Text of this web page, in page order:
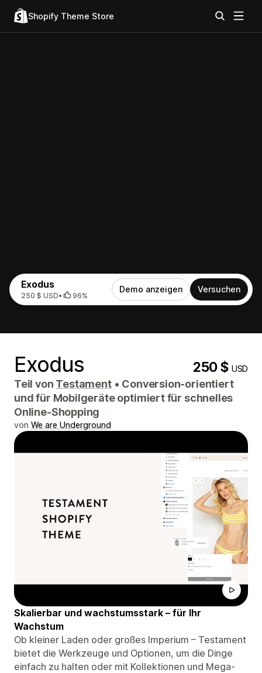
Shopify Theme Store
Exodus
250 $ USD• 96%
Demo anzeigen Versuchen
Exodus 250 $USD
Teil von Testament • Conversion-orientiert
und für Mobilgeräte optimiert für schnelles
Online-Shopping
von We are Underground
Skalierbar und wachstumsstark – für Ihr
Wachstum
Ob kleiner Laden oder großes Imperium – Testament
bietet die Werkzeuge und Optionen, um die Dinge
einfach zu halten oder mit Kollektionen und Mega-